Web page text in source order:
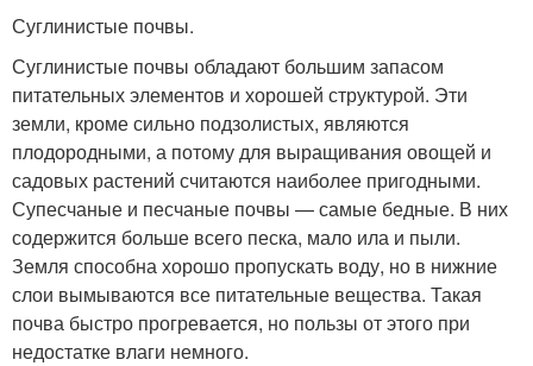
Суглинистые почвы.
Суглинистые почвы обладают большим запасом
питательных элементов и хорошей структурой. Эти
земли, кроме сильно подзолистых, являются
плодородными, а потому для выращивания овощей и
садовых растений считаются наиболее пригодными.
Супесчаные и песчаные почвы — самые бедные. В них
содержится больше всего песка, мало ила и пыли.
Земля способна хорошо пропускать воду, но в нижние
слои вымываются все питательные вещества. Такая
почва быстро прогревается, но пользы от этого при
недостатке влаги немного.